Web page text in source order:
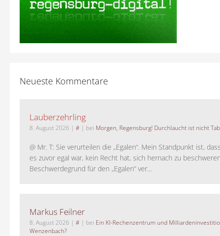
Neueste Kommentare
Lauberzehrling
8. August 2026 | # | bei Morgen, Regensburg! Durchlaucht ist nicht
@ Mr. T: Sie verurteilen die „Egalen“. Mein Standpunkt ist,
es zuvor egal war, kein Recht hat, sich hernach zu
Beschwerdegrund für den „Egalen“ ver...
Markus Feilner
8. August 2026 | # | bei Ein KI-Rechenzentrum und
Wenzenbach?